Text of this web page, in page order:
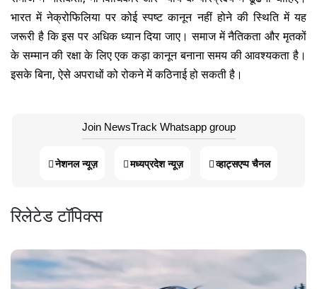
भारत में नेक्रोफिलिया पर कोई स्पष्ट कानून नहीं होने की स्थिति में यह
जरूरी है कि इस पर अधिक ध्यान दिया जाए। समाज में नैतिकता और मृतकों
के सम्मान की रक्षा के लिए एक कड़ा कानून बनाना समय की आवश्यकता है।
इसके बिना, ऐसे अपराधों को रोकने में कठिनाई हो सकती है।
Join NewsTrack Whatsapp group
नेशनल न्यूज़ मध्यप्रदेश न्यूज़ व्हाट्सएप्प चैनल
रिलेटेड टॉपिक्स